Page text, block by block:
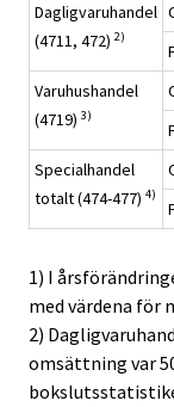
Dagligvaruhandel
(4711, 472) 2)
Varuhushandel
(4719) 3)
Specialhandel
totalt (474-477) 4)
1) I
med värdena för
2)
omsättning var